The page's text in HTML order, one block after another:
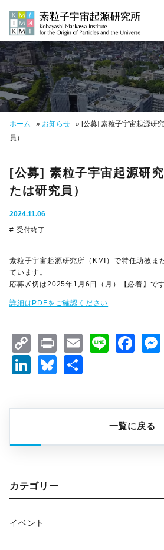
ホーム » お知らせ » [公募] 素粒子宇宙起源研
員）
[公募] 素粒子宇宙起源研
たは研究員）
2024.11.06
受付終了
素粒子宇宙起源研究所（KMI）で特任助教ま
ています。
応募〆切は2025年1月6日（月）【必着】です
詳細はPDFをご確認ください
Copy
Link
PrintEmailLine
LinkedIn
Bluesky
一覧に戻る
カテゴリー
イベント